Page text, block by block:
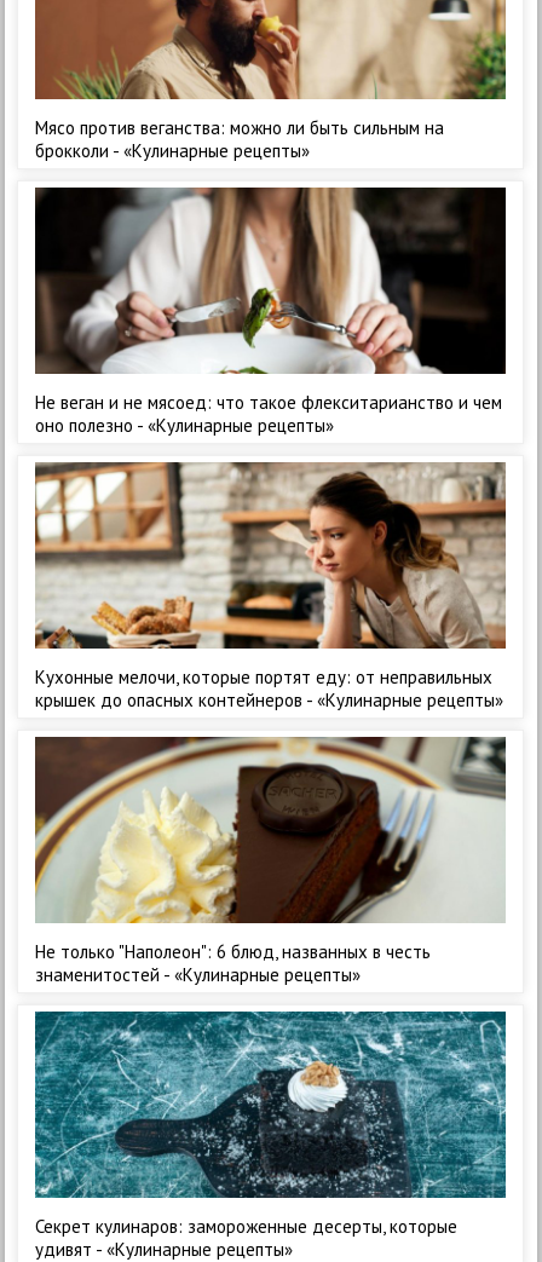
Мясо против веганства: можно ли быть сильным на
брокколи - «Кулинарные рецепты»
Не веган и не мясоед: что такое флекситарианство и чем
оно полезно - «Кулинарные рецепты»
Кухонные мелочи, которые портят еду: от неправильных
крышек до опасных контейнеров - «Кулинарные рецепты»
Не только "Наполеон": 6 блюд, названных в честь
знаменитостей - «Кулинарные рецепты»
Секрет кулинаров: замороженные десерты, которые
удивят - «Кулинарные рецепты»